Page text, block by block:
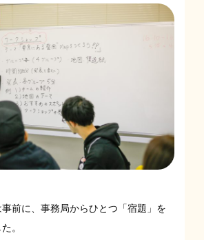
前に、事務局からひとつ「宿題」を
。